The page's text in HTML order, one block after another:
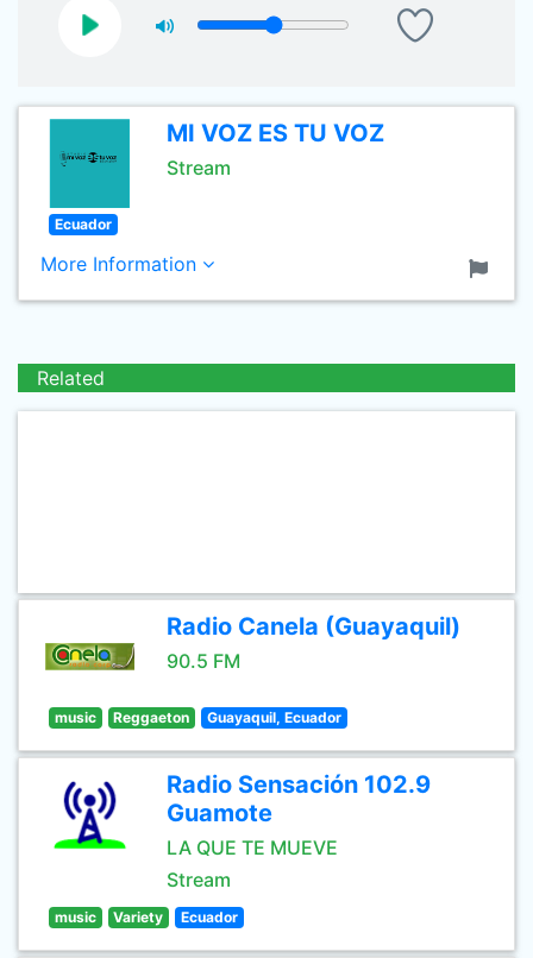
MI VOZ ES TU VOZ
Stream
Ecuador
More Information
Related
Radio Canela (Guayaquil)
90.5 FM
music Reggaeton Guayaquil, Ecuador
Radio Sensación 102.9
Guamote
LA QUE TE MUEVE
Stream
music Variety Ecuador